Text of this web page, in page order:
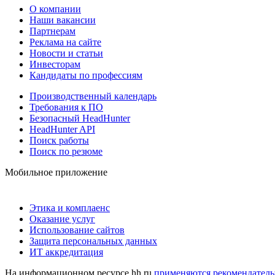
О компании
Наши вакансии
Партнерам
Реклама на сайте
Новости и статьи
Инвесторам
Кандидаты по профессиям
Производственный календарь
Требования к ПО
Безопасный HeadHunter
HeadHunter API
Поиск работы
Поиск по резюме
Мобильное приложение
Этика и комплаенс
Оказание услуг
Использование сайтов
Защита персональных данных
ИТ аккредитация